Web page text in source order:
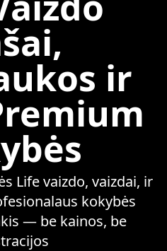
ir
Life vaizdo, vaizdai, ir
kokybės
— be kainos, be